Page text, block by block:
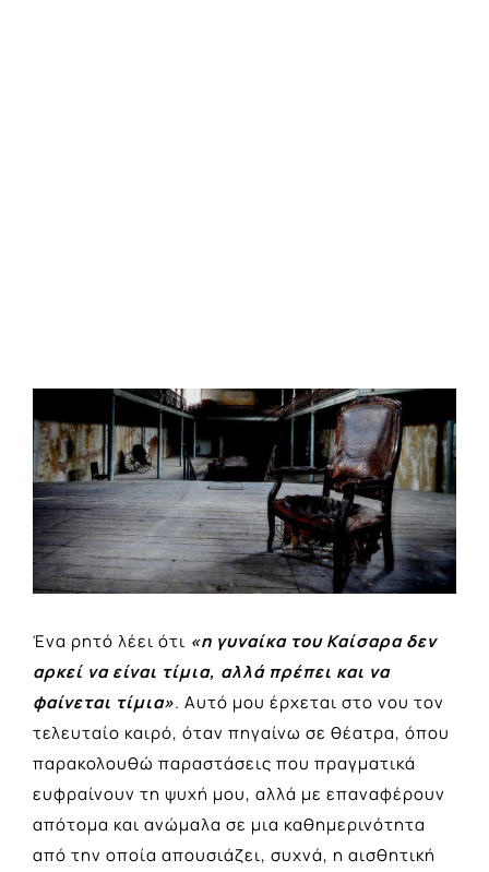
Larger
Image
Ένα ρητό λέει ότι «η γυναίκα του Καίσαρα δεν
αρκεί ναείναι τίμια, αλλά πρέπει και να
φαίνεται τίμια». Αυτό μου έρχεται στο νου τον
τελευταίο καιρό, όταν πηγαίνω σε θέατρα, όπου
παρακολουθώ παραστάσεις που πραγματικά
ευφραίνουν τη ψυχή μου, αλλά με επαναφέρουν
απότομα και ανώμαλα σε μια καθημερινότητα
από την οποία απουσιάζει, συχνά, η αισθητική